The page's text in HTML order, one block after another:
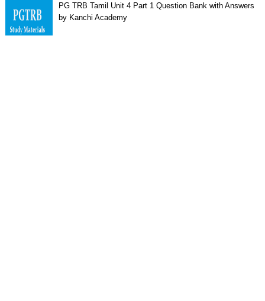
PG TRB Tamil Unit 4 Part 1 Question Bank with Answers
by Kanchi Academy